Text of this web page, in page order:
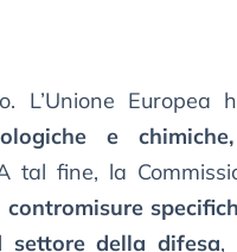
L’Unione
e
tal fine, la
contromisure
settore della difesa,